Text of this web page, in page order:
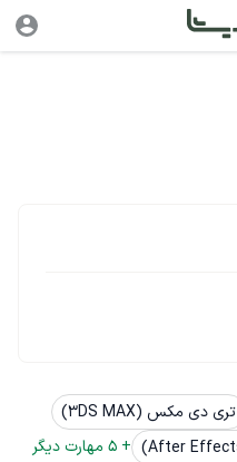
تری دی مکس (3DS MAX)
+
5 مهارت دیگر